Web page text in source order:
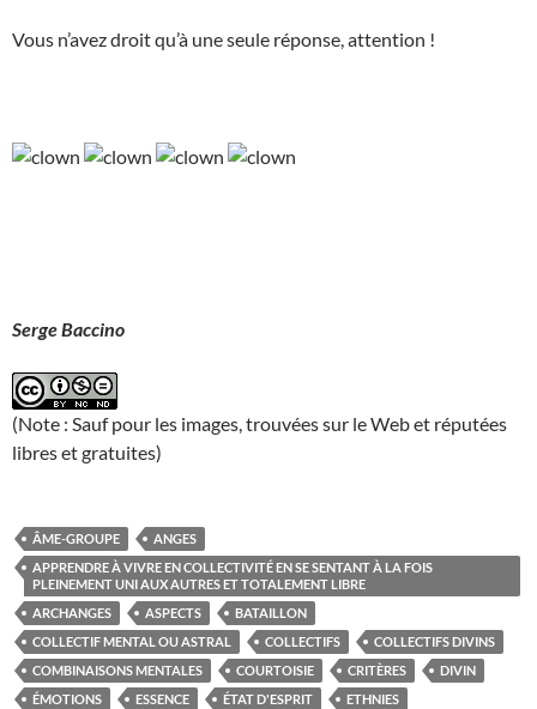
Vous n’avez droit qu’à une seule réponse, attention !
Serge Baccino
(Note : Sauf pour les images, trouvées sur le Web et réputées
libres et gratuites)
ÂME-GROUPE
ANGES
APPRENDRE À VIVRE EN COLLECTIVITÉ EN SE SENTANT À LA FOIS
PLEINEMENT UNI AUX AUTRES ET TOTALEMENT LIBRE
ARCHANGES
ASPECTS
BATAILLON
COLLECTIF MENTAL OU ASTRAL
COLLECTIFS
COLLECTIFS DIVINS
COMBINAISONS MENTALES
COURTOISIE CRITÈRES
DIVIN
ÉMOTIONS
ESSENCE ÉTAT D'ESPRIT ETHNIES